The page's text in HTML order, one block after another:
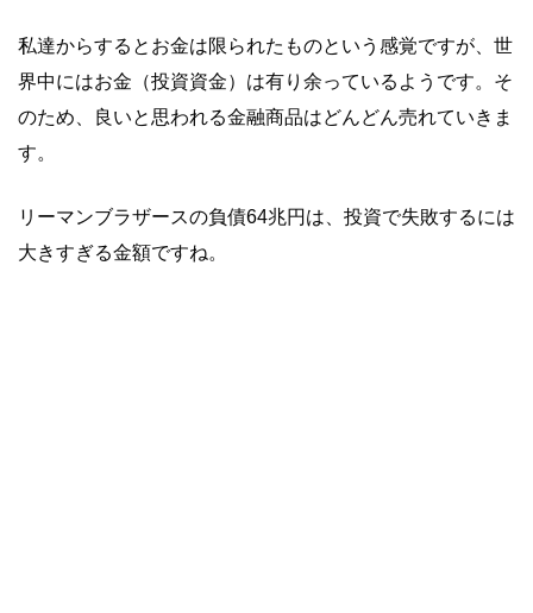
私達からするとお金は限られたものという感覚ですが、世
界中にはお金（投資資金）は有り余っているようです。そ
のため、良いと思われる金融商品はどんどん売れていきま
す。
リーマンブラザースの負債64兆円は、投資で失敗するには
大きすぎる金額ですね。